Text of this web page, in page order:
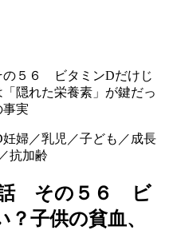
５６ ビタミンDだけじ
隠れた栄養素」が鍵だっ
の事実
妊婦／乳児／子ども／成長
抗加齢
話 その５６ ビ
子供の貧血、